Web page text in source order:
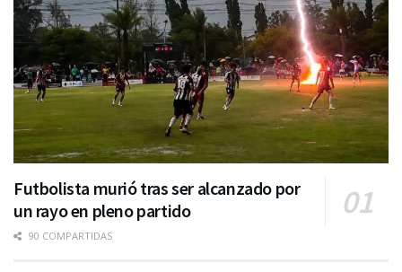
Futbolista murió tras ser alcanzado por
un rayo en pleno partido
90 COMPARTIDAS